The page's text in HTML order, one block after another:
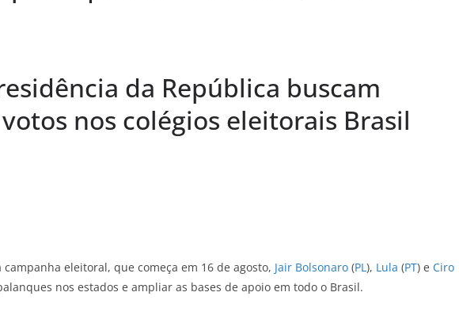
da República buscam
nos colégios eleitorais Brasil
eleitoral, que começa em 16 de agosto, Jair Bolsonaro (PL), Lula (PT) e Ciro
nos estados e ampliar as bases de apoio em todo o Brasil.